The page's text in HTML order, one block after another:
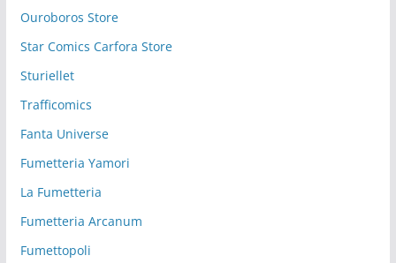
Ouroboros Store
Star Comics Carfora Store
Sturiellet
Trafficomics
Fanta Universe
Fumetteria Yamori
La Fumetteria
Fumetteria Arcanum
Fumettopoli